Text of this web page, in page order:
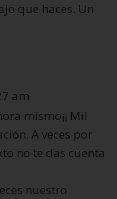
que haces. Un
am
mismo¡¡ Mil
A veces por
no te das cuenta
nuestro